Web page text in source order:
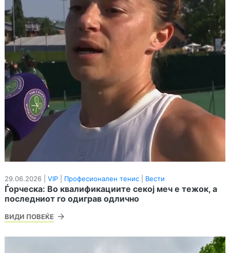
29.06.2026 | VIP Професионален тенис Вести
Ѓорческа: Во квалификациите секој меч е тежок, а
последниот го одиграв одлично
ВИДИ ПОВЕЌЕ